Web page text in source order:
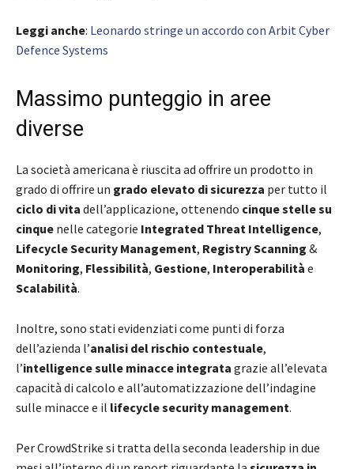
Leggi anche: Leonardo stringe un accordo con Arbit Cyber
Defence Systems
Massimo punteggio in aree
diverse
La società americana è riuscita ad offrire un prodotto in
grado di offrire un grado elevato di sicurezza per tutto il
ciclo di vita dell’applicazione, ottenendo cinque stelle su
cinque nelle categorie Integrated Threat Intelligence,
Lifecycle Security Management, Registry Scanning &
Monitoring, Flessibilità, Gestione, Interoperabilità e
Scalabilità.
Inoltre, sono stati evidenziati come punti di forza
dell’azienda l’analisi del rischio contestuale,
l’intelligence sulle minacce integrata grazie all’elevata
capacità di calcolo e all’automatizzazione dell’indagine
sulle minacce e il lifecycle security management.
Per CrowdStrike si tratta della seconda leadership in due